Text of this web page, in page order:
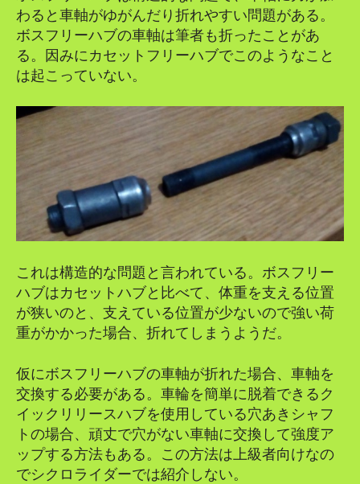
わると車軸がゆがんだり折れやすい問題がある。
ボスフリーハブの車軸は筆者も折ったことがあ
る。因みにカセットフリーハブでこのようなこと
は起こっていない。
これは構造的な問題と言われている。ボスフリー
ハブはカセットハブと比べて、体重を支える位置
が狭いのと、支えている位置が少ないので強い荷
重がかかった場合、折れてしまうようだ。
仮にボスフリーハブの車軸が折れた場合、車軸を
交換する必要がある。車輪を簡単に脱着できるク
イックリリースハブを使用している穴あきシャフ
トの場合、頑丈で穴がない車軸に交換して強度ア
ップする方法もある。この方法は上級者向けなの
でシクロライダーでは紹介しない。